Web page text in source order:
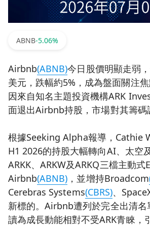
ABNB-5.06%
Airbnb(ABNB)今日股價明顯走弱
美元，跌幅約5%，成為盤面關注
因來自知名主題投資機構ARK
面退出Airbnb持股，市場對其籌碼
根據Seeking Alpha報導，Cathie
H1 2026的持股大幅轉向AI、太空
ARKK、ARKW及ARKQ三檔主動式
Airbnb(ABNB) ，並增持Broadcom
Cerebras Systems(CBRS)、
新標的。Airbnb遭列於完全出清名
讀為成長動能相對不受ARK青睞，